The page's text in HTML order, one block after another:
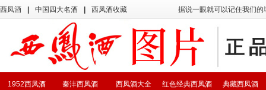
西凤酒 中国四大名酒 西凤酒收藏 据说一眼就可以记住我们
典藏西凤酒
红色经典西凤酒
西凤酒大全
秦沣西凤酒
1952西凤酒